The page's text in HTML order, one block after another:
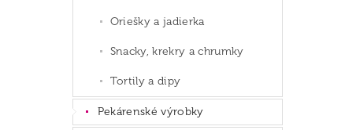
Oriešky a jadierka
Snacky, krekry a chrumky
Tortily a dipy
Pekárenské výrobky